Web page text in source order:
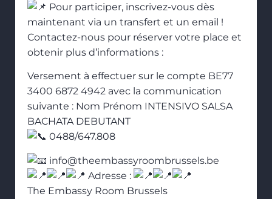
Pour participer, inscrivez-vous dès
maintenant via un transfert et un email !
Contactez-nous pour réserver votre place et
obtenir plus d’informations :
Versement à effectuer sur le compte BE77
3400 6872 4942 avec la communication
suivante : Nom Prénom INTENSIVO SALSA
BACHATA DEBUTANT
0488/647.808
info@theembassyroombrussels.be
Adresse :
The Embassy Room Brussels